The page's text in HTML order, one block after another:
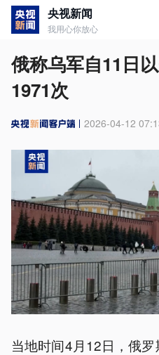
央视新闻
我用心你放心
俄称乌军自11日
1971次
2026-04-12
当地时间4月12日，俄